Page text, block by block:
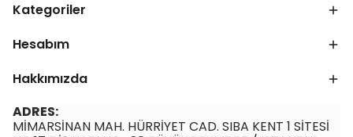
Kategoriler
Hesabım
Hakkımızda
ADRES:
MİMARSİNAN MAH. HÜRRİYET CAD. SIBA KENT 1 SİTESİ